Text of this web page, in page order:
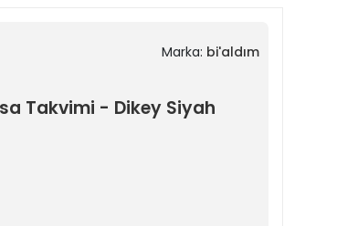
Marka: bi'aldım
Takvimi - Dikey Siyah